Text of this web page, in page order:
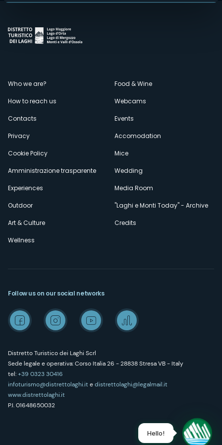
Menù
secondario
Who we are?
How to reach us
Contacts
Privacy
Cookie Policy
Amministrazione trasparente
Experiences
Outdoor
Art & Culture
Wellness
Food & Wine
Webcams
Events
Accomodation
Mice
Wedding
Media Room
"Laghi e Monti Today" - Archive
Credits
Distretto Turistico dei Laghi Scrl
Sede legale e operativa: Corso Italia 26 - 28838 Stresa VB - Italy
tel:+39 0323 30416
infoturismo@distrettolaghi.itedistrettolaghi@legalmail.it
www.distrettolaghi.it
P.I. 01648650032
Follow us on our social networks